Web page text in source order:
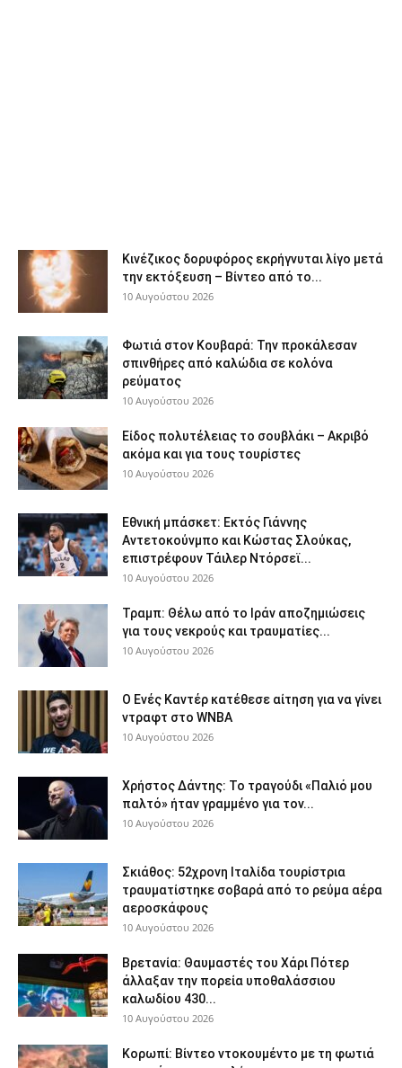
Κινέζικος δορυφόρος εκρήγνυται λίγο μετά
την εκτόξευση – Βίντεο από το...
10 Αυγούστου 2026
Φωτιά στον Κουβαρά: Την προκάλεσαν
σπινθήρες από καλώδια σε κολόνα
ρεύματος
10 Αυγούστου 2026
Είδος πολυτέλειας το σουβλάκι – Ακριβό
ακόμα και για τους τουρίστες
10 Αυγούστου 2026
Εθνική μπάσκετ: Εκτός Γιάννης
Αντετοκούνμπο και Κώστας Σλούκας,
επιστρέφουν Τάιλερ Ντόρσεϊ...
10 Αυγούστου 2026
Τραμπ: Θέλω από το Ιράν αποζημιώσεις
για τους νεκρούς και τραυματίες...
10 Αυγούστου 2026
Ο Ενές Καντέρ κατέθεσε αίτηση για να γίνει
ντραφτ στο WNBA
10 Αυγούστου 2026
Χρήστος Δάντης: Το τραγούδι «Παλιό μου
παλτό» ήταν γραμμένο για τον...
10 Αυγούστου 2026
Σκιάθος: 52χρονη Ιταλίδα τουρίστρια
τραυματίστηκε σοβαρά από το ρεύμα αέρα
αεροσκάφους
10 Αυγούστου 2026
Βρετανία: Θαυμαστές του Χάρι Πότερ
άλλαξαν την πορεία υποθαλάσσιου
καλωδίου 430...
10 Αυγούστου 2026
Κορωπί: Βίντεο ντοκουμέντο με τη φωτιά